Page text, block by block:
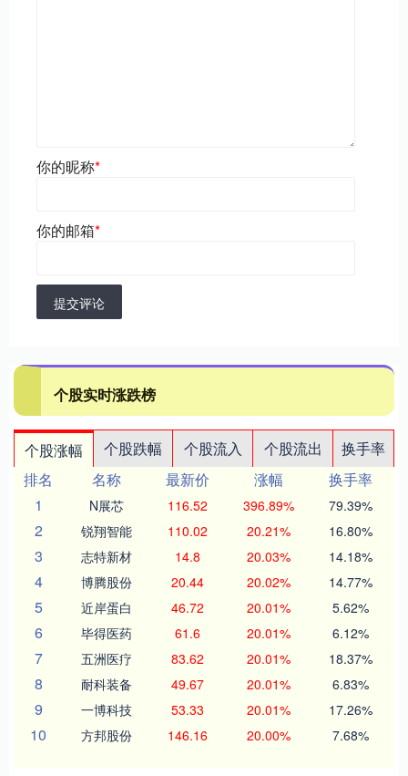
你的昵称*
你的邮箱*
提交评论
个股实时涨跌榜
个股涨幅 个股跌幅 个股流入 个股流出
换手率
排名
名称 最新价 涨幅
换手率
1
N展芯 116.52 396.89% 79.39%
2 锐翔智能 110.02 20.21% 16.80%
3 志特新材 14.8 20.03% 14.18%
4 博腾股份 20.44 20.02% 14.77%
5 近岸蛋白 46.72 20.01% 5.62%
6 毕得医药 61.6 20.01% 6.12%
7 五洲医疗 83.62 20.01% 18.37%
8 耐科装备 49.67 20.01% 6.83%
9 一博科技 53.33 20.01% 17.26%
10 方邦股份 146.16 20.00% 7.68%